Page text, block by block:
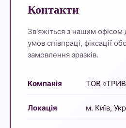
Контакти
Зв'яжіться з нашим офісом
умов співпраці, фіксації
замовлення зразків.
Компанія ТОВ
Локація м. Київ,